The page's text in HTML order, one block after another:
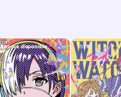
Encore disponible 19j